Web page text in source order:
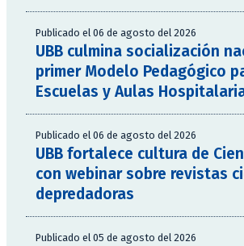
Publicado el 06 de agosto del 2026
UBB culmina socialización
primer Modelo Pedagógico
Escuelas y Aulas
Publicado el 06 de agosto del 2026
UBB fortalece cultura de
con webinar sobre revistas
depredadoras
Publicado el 05 de agosto del 2026